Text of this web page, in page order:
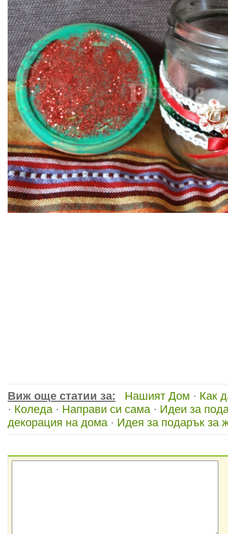
Виж още статии за: Нашият Дом · Как
· Коледа· Направи си сама· Идеи за
декорация на дома· Идея за подарък за